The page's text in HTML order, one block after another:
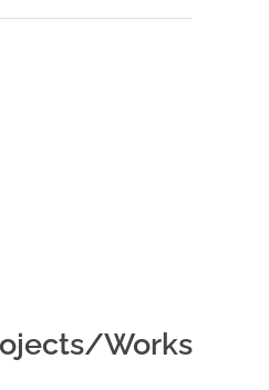
Works